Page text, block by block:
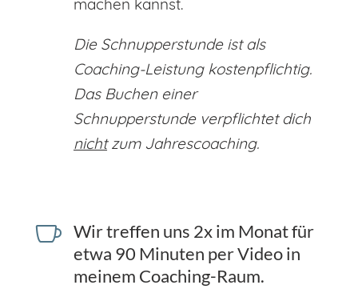
machen kannst.
Die Schnupperstunde ist als
Coaching-Leistung kostenpflichtig.
Das Buchen einer
Schnupperstunde verpflichtet dich
nichtzum Jahrescoaching.
 Wir treffen uns 2x im Monat für
etwa 90 Minuten per Video in
meinem Coaching-Raum.